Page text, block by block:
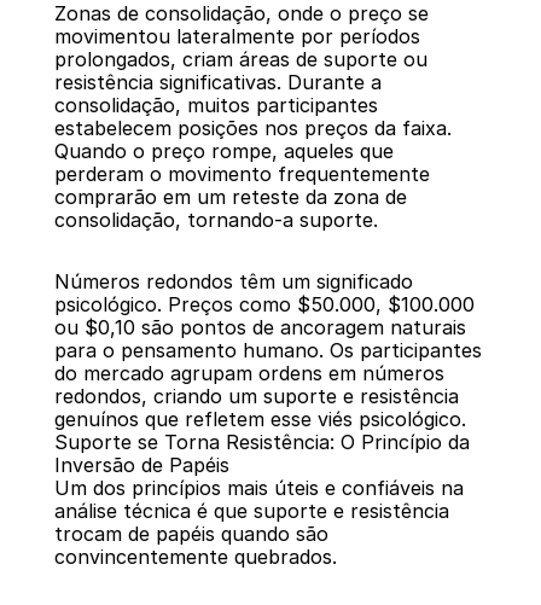
Zonas de consolidação, onde o preço se
movimentou lateralmente por períodos
prolongados, criam áreas de suporte ou
resistência significativas. Durante a
consolidação, muitos participantes
estabelecem posições nos preços da faixa.
Quando o preço rompe, aqueles que
perderam o movimento frequentemente
comprarão em um reteste da zona de
consolidação, tornando-a suporte.
Números redondos têm um significado
psicológico. Preços como $50.000, $100.000
ou $0,10 são pontos de ancoragem naturais
para o pensamento humano. Os participantes
do mercado agrupam ordens em números
redondos, criando um suporte e resistência
genuínos que refletem esse viés psicológico.
Suporte se Torna Resistência: O Princípio da
Inversão de Papéis
Um dos princípios mais úteis e confiáveis na
análise técnica é que suporte e resistência
trocam de papéis quando são
convincentemente quebrados.